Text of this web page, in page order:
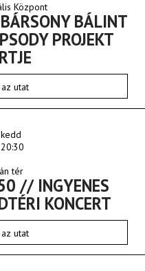
Központ
BÁLINT
PROJEKT
utat
kedd
20:30
tér
// INGYENES
KONCERT
utat